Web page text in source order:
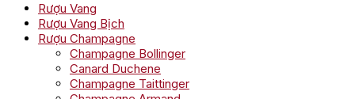
Rượu Vang
Rượu Vang Bịch
Rượu Champagne
Champagne Bollinger
Canard Duchene
Champagne Taittinger